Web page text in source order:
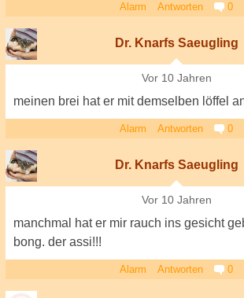
Alarm Antworten 0
Dr. Knarfs Saeugling
Vor 10 Jahren
meinen brei hat er mit demselben löffel
Alarm Antworten 0
Dr. Knarfs Saeugling
Vor 10 Jahren
manchmal hat er mir rauch ins gesicht
bong. der assi!!!
Alarm Antworten 0